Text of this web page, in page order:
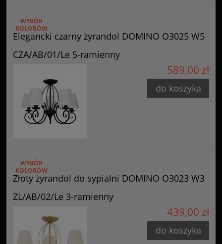
Elegancki czarny żyrandol DOMINO O3025 W5
CZA/AB/01/Le 5-ramienny
WYBÓR
KOLORÓW
589,00 zł
do koszyka
Złoty żyrandol do sypialni DOMINO O3023 W3
ZL/AB/02/Le 3-ramienny
WYBÓR
KOLORÓW
439,00 zł
do koszyka